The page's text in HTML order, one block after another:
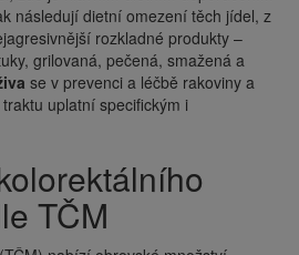
následují dietní omezení těch jídel, z
rozkladné produkty –
grilovaná, pečená, smažená a
se v prevenci a léčbě rakoviny a
uplatní specifickým i
TČM